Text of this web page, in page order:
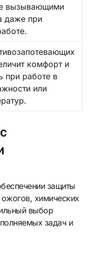
вызывающими
даже при
комфорт и
при работе в
или
защиты
химических
выбор
задач и